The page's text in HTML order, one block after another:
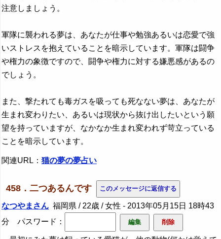
注意しましょう。
軍隊に襲われる夢は、あなたが仕事や勉強あるいは恋愛で強
いストレスを抱えていることを暗示しています。軍隊は闘争
や権力の象徴ですので、闘争や権力に対する嫌悪感があるの
でしょう。
また、撃たれても毒ガスを吸っても死なない夢は、あなたが
生まれ変わりたい、あるいは現状から抜け出したいという願
望を持っていますが、なかなか生まれ変われず苛立っている
ことを暗示しています。
関連URL： 猫の夢の夢占い
458．二つあるんです
なつやまさん 福岡県 / 22歳 / 女性 - 2013年05月15日 18時43
分
パスワード：